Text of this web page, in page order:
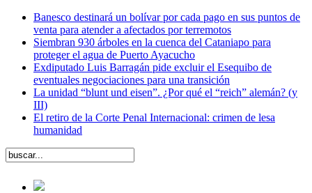
Banesco destinará un bolívar por cada pago en sus puntos de
venta para atender a afectados por terremotos
Siembran 930 árboles en la cuenca del Cataniapo para
proteger el agua de Puerto Ayacucho
Exdiputado Luis Barragán pide excluir el Esequibo de
eventuales negociaciones para una transición
La unidad “blunt und eisen”. ¿Por qué el “reich” alemán? (y
III)
El retiro de la Corte Penal Internacional: crimen de lesa
humanidad